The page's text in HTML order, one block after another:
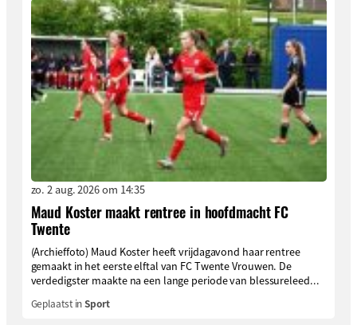
zo. 2 aug. 2026 om 14:35
Maud Koster maakt rentree in hoofdmacht FC
Twente
(Archieffoto) Maud Koster heeft vrijdagavond haar rentree
gemaakt in het eerste elftal van FC Twente Vrouwen. De
verdedigster maakte na een lange periode van blessureleed...
Geplaatst inSport